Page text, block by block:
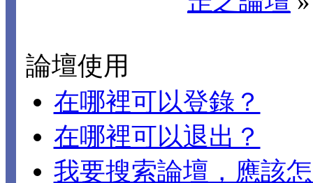
論壇使用
在哪裡可以登錄？
在哪裡可以退出？
我要搜索論壇，應該